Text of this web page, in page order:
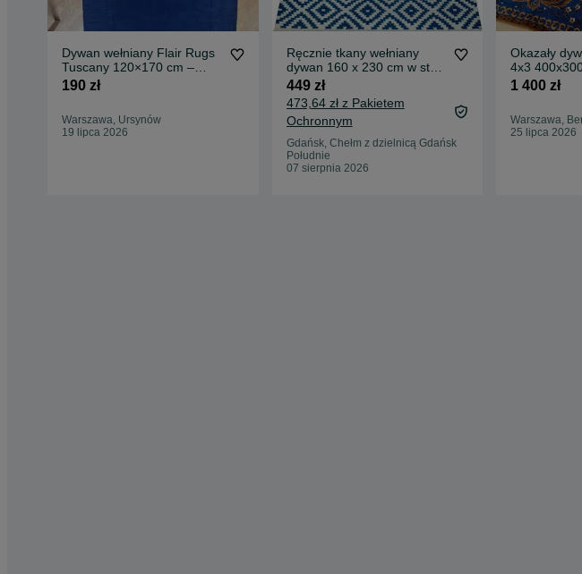
Dywan wełniany Flair Rugs
Tuscany 120×170 cm –
granatowy – stan idealny
granatowy 120 × 170
190 zł
Warszawa, Ursynów
19 lipca 2026
Ręcznie tkany wełniany
dywan 160 x 230 cm w stylu
skandynawskim
449 zł
473,64 zł z Pakietem
Ochronnym
Gdańsk, Chełm z dzielnicą Gdańsk
Południe
07 sierpnia 2026
Okazały
4x3
1 400 zł
Warszawa,
25 lipca 2026